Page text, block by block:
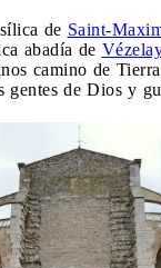
de Saint-
abadía de
camino de
gentes de Dios y